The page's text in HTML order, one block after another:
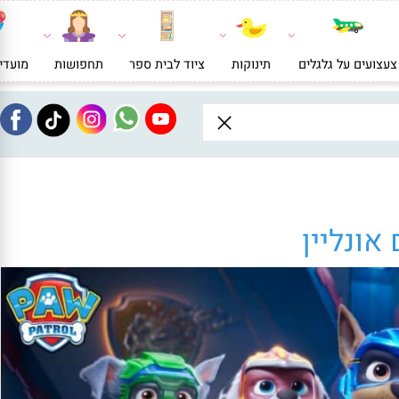
על גלגלים תינוקות ציוד לבית ספר תחפושות